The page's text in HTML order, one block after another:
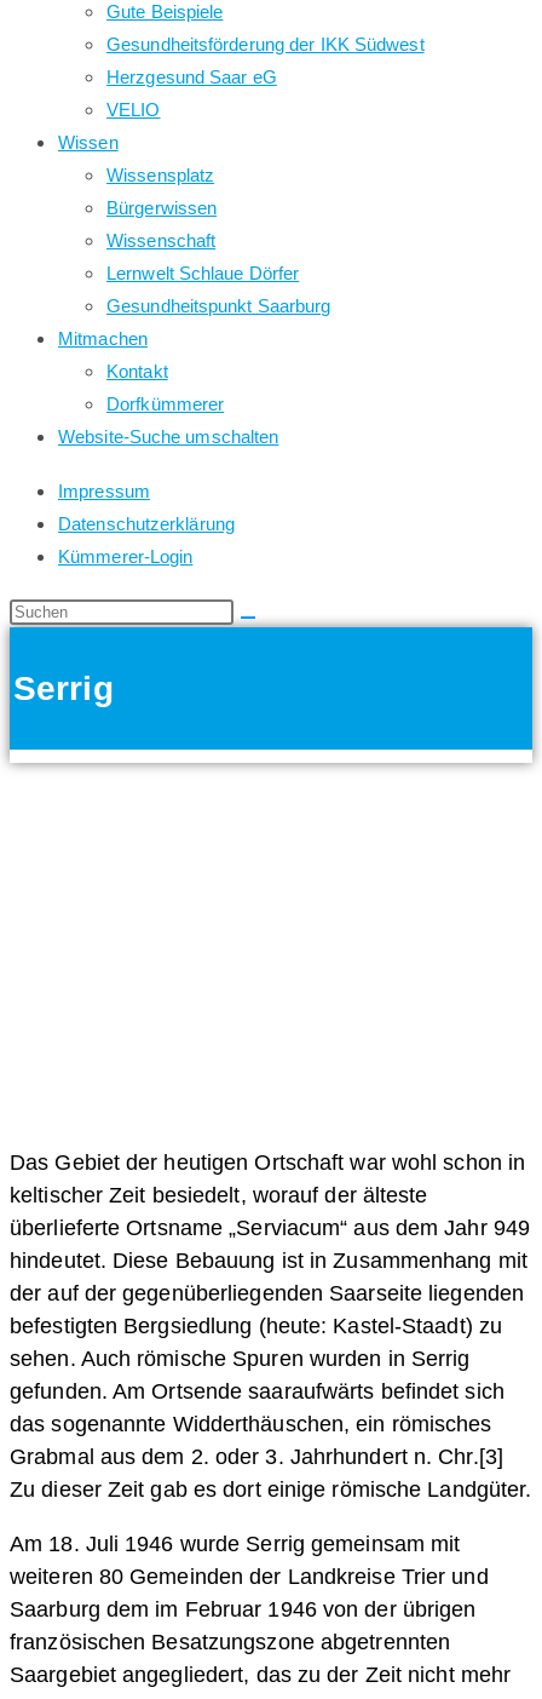
Gute Beispiele
Gesundheitsförderung der IKK Südwest​
Herzgesund Saar eG
VELIO
Wissen
Wissensplatz
Bürgerwissen
Wissenschaft
Lernwelt Schlaue Dörfer
Gesundheitspunkt Saarburg
Mitmachen
Kontakt
Dorfkümmerer
Website-Suche umschalten
Impressum
Datenschutzerklärung
Kümmerer-Login
Serrig
Das Gebiet der heutigen Ortschaft war wohl schon in
keltischer Zeit besiedelt, worauf der älteste
überlieferte Ortsname „Serviacum“ aus dem Jahr 949
hindeutet. Diese Bebauung ist in Zusammenhang mit
der auf der gegenüberliegenden Saarseite liegenden
befestigten Bergsiedlung (heute: Kastel-Staadt) zu
sehen. Auch römische Spuren wurden in Serrig
gefunden. Am Ortsende saaraufwärts befindet sich
das sogenannte Widderthäuschen, ein römisches
Grabmal aus dem 2. oder 3. Jahrhundert n. Chr.[3]
Zu dieser Zeit gab es dort einige römische Landgüter.
Am 18. Juli 1946 wurde Serrig gemeinsam mit
weiteren 80 Gemeinden der Landkreise Trier und
Saarburg dem im Februar 1946 von der übrigen
französischen Besatzungszone abgetrennten
Saargebiet angegliedert, das zu der Zeit nicht mehr